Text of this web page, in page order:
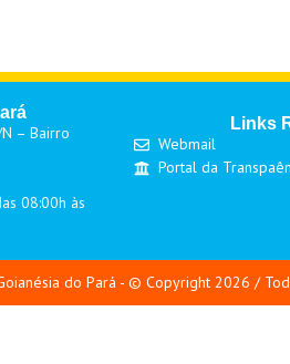
– Bairro
08:00h às
Links
Webmail
Portal da
do Pará - © Copyright 2026 /